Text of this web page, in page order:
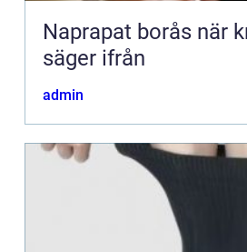
Naprapat borås när kroppen
säger ifrån
admin